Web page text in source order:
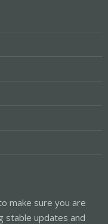
make sure you are
stable updates and